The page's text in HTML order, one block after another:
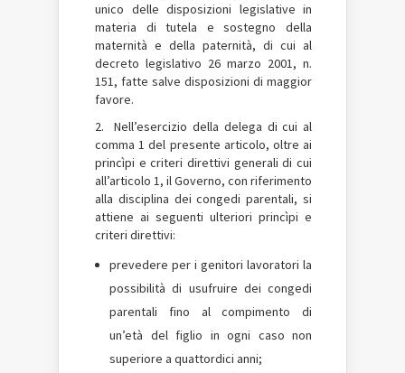
unico delle disposizioni legislative in
materia di tutela e sostegno della
maternità e della paternità, di cui al
decreto legislativo 26 marzo 2001, n.
151, fatte salve disposizioni di maggior
favore.
2. Nell’esercizio della delega di cui al
comma 1 del presente articolo, oltre ai
princìpi e criteri direttivi generali di cui
all’articolo 1, il Governo, con riferimento
alla disciplina dei congedi parentali, si
attiene ai seguenti ulteriori princìpi e
criteri direttivi:
prevedere per i genitori lavoratori la
possibilità di usufruire dei congedi
parentali fino al compimento di
un’età del figlio in ogni caso non
superiore a quattordici anni;